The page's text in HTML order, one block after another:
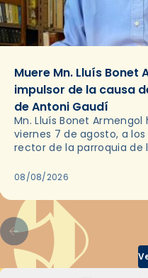
Muere Mn. Lluís Bonet
impulsor de la causa
de Antoni Gaudí
Mn. Lluís Bonet
viernes 7 de agosto, a los
rector de la parroquia de
08/08/2026